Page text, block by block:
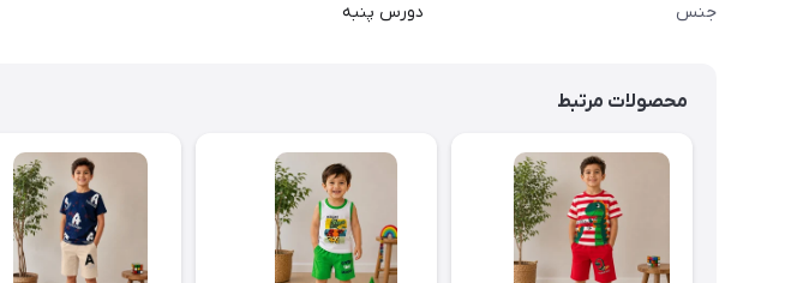
جنس دورس پنبه
محصولات مرتبط